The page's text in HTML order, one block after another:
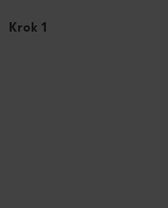
Krok 1